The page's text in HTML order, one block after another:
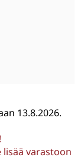
13.8.2026.
varastoon